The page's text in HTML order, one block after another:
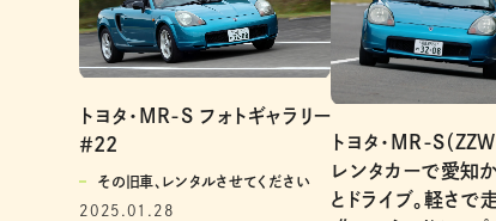
トヨタ・MR-S フォトギャラリー
＃22
その旧車、レンタルさせてください
2025.01.28
トヨタ・MR-S（
レンタカーで愛知
とドライブ。軽さで